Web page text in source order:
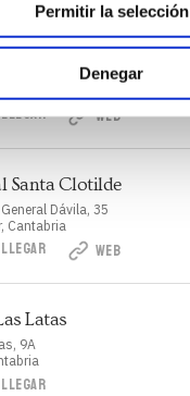
Permitir la selección
Denegar
de Valdecilla
WEB
Santa Clotilde
Dávila, 35
Cantabria
WEB
Latas
9A